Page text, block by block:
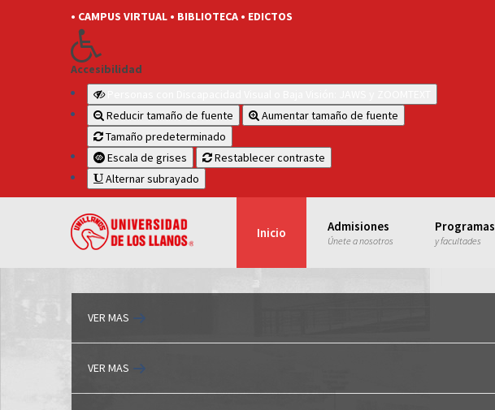
• CAMPUS VIRTUAL • BIBLIOTECA • EDICTOS
Accesibilidad
Reducir tamaño de fuente
Aumentar tamaño de fuente
Tamaño predeterminado
Escala de grises
Restablecer contraste
Alternar subrayado
Inicio Admisiones
Únete a nosotros
Programas
y facultades
VER MAS
VER MAS